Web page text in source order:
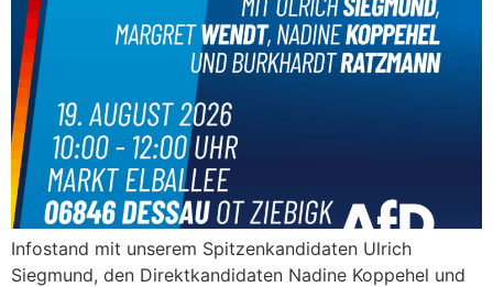
Infostand mit unserem Spitzenkandidaten Ulrich
Siegmund, den Direktkandidaten Nadine Koppehel und